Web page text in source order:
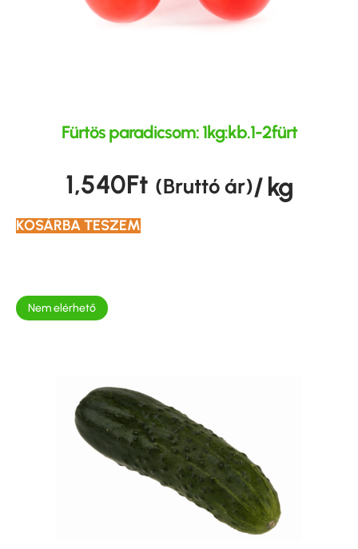
Fürtös paradicsom: 1kg:kb.1-2fürt
1,540Ft (Bruttó ár)/ kg
KOSÁRBA TESZEM
Nem elérhető